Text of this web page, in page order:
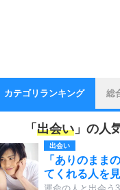
カテゴリランキング 総
「 出会い 」の人
出会い
「ありのまま
てくれる人を見